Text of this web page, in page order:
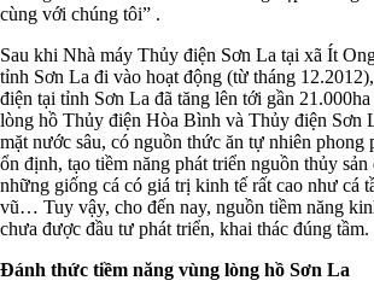
cùng với chúng tôi” .
Sau khi Nhà máy Thủy điện Sơn La tại xã Ít
tỉnh Sơn La đi vào hoạt động (từ tháng
điện tại tỉnh Sơn La đã tăng lên tới gần
lòng hồ Thủy điện Hòa Bình và Thủy điện Sơn
mặt nước sâu, có nguồn thức ăn tự nhiên phong
ổn định, tạo tiềm năng phát triển nguồn thủy
những giống cá có giá trị kinh tế rất cao như cá
vũ… Tuy vậy, cho đến nay, nguồn tiềm năng
chưa được đầu tư phát triển, khai thác đúng tầm.
Đánh thức tiềm năng vùng lòng hồ Sơn La